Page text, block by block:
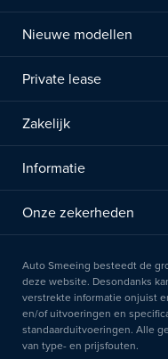
Nieuwe modellen
Private lease
Zakelijk
Informatie
Onze zekerheden
Auto Smeeing besteedt de
deze website. Desondanks
verstrekte informatie onjuist
en/of uitvoeringen en
standaarduitvoeringen. Alle
van type- en prijsfouten.